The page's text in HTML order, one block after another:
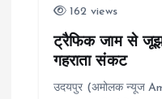
162 views
ट्रैफिक जाम से
गहराता संकट
उदयपुर (अमोलक न्यूज